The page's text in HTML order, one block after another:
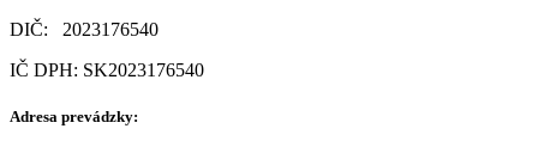
DIČ: 2023176540
IČ DPH: SK2023176540
Adresa prevádzky: